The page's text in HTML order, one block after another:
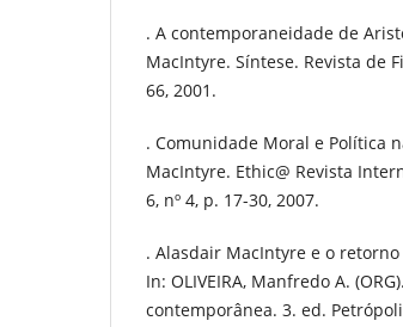
. A contemporaneidade de
MacIntyre. Síntese. Revista de
66, 2001.
. Comunidade Moral e Política
MacIntyre. Ethic@ Revista
6, nº 4, p. 17-30, 2007.
. Alasdair MacIntyre e o
In: OLIVEIRA, Manfredo A.
contemporânea. 3. ed.